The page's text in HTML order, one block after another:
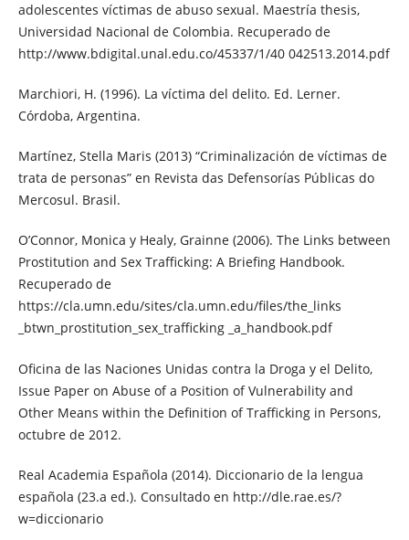
adolescentes víctimas de abuso sexual. Maestría thesis,
Universidad Nacional de Colombia. Recuperado de
http://www.bdigital.unal.edu.co/45337/1/40 042513.2014.pdf
Marchiori, H. (1996). La víctima del delito. Ed. Lerner.
Córdoba, Argentina.
Martínez, Stella Maris (2013) “Criminalización de víctimas de
trata de personas” en Revista das Defensorías Públicas do
Mercosul. Brasil.
O’Connor, Monica y Healy, Grainne (2006). The Links between
Prostitution and Sex Trafficking: A Briefing Handbook.
Recuperado de
https://cla.umn.edu/sites/cla.umn.edu/files/the_links
_btwn_prostitution_sex_trafficking _a_handbook.pdf
Oficina de las Naciones Unidas contra la Droga y el Delito,
Issue Paper on Abuse of a Position of Vulnerability and
Other Means within the Definition of Trafficking in Persons,
octubre de 2012.
Real Academia Española (2014). Diccionario de la lengua
española (23.a ed.). Consultado en http://dle.rae.es/?
w=diccionario